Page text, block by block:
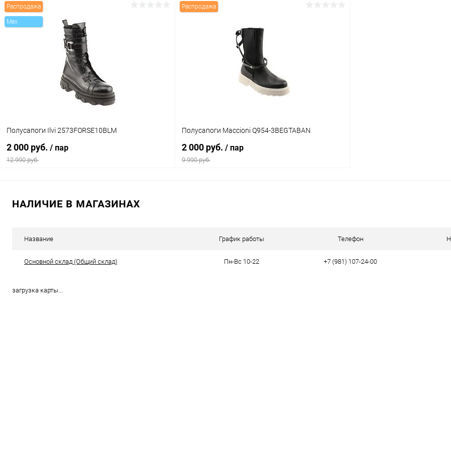
Купить в 1 клик Купить в 1 клик
Распродажа
Mex
Полусапоги Ilvi 2573FORSE10BLM
2 000 руб. / пар
12 990 руб.
Размер свойство
Распродажа
Полусапоги Maccioni Q954-3BEGTABAN
2 000 руб. / пар
9 990 руб.
НАЛИЧИЕ В МАГАЗИНАХ
Название График работы Телефон
Основной склад (Общий склад) Пн-Вс 10-22 +7 (981) 107-24-00
загрузка карты...